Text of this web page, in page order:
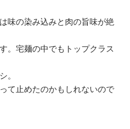
味の染み込みと肉の旨味が絶
。宅麺の中でもトップクラス
。
て止めたのかもしれないので